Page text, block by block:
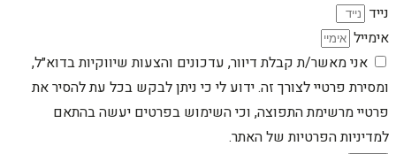
נייד
אימייל
אני מאשר/ת קבלת דיוור, עדכונים והצעות שיווקיות בדוא״ל,
ומסירת פרטיי לצורך זה. ידוע לי כי ניתן לבקש בכל עת להסיר את
פרטיי מרשימת התפוצה, וכי השימוש בפרטים יעשה בהתאם
למדיניות הפרטיות של האתר.